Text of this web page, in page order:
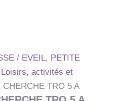
/ EVEIL, PETITE
Loisirs, activités et
TRO 5 A